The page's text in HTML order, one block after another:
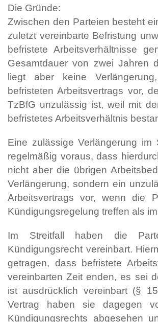
Die Gründe:
Zwischen den Parteien besteht
zuletzt vereinbarte Befristung
befristete Arbeitsverhältnisse
Gesamtdauer von zwei Jahren
liegt aber keine
befristeten Arbeitsvertrags vor,
TzBfG unzulässig ist, weil mit
befristetes Arbeitsverhältnis
Eine zulässige Verlängerung
regelmäßig voraus, dass
nicht aber die übrigen
Verlängerung, sondern ein
Arbeitsvertrags vor, wenn die
Kündigungsregelung treffen als
Im Streitfall haben die
Kündigungsrecht vereinbart.
getragen, dass befristete
vereinbarten Zeit enden, es sei
ist ausdrücklich vereinbart (§
Vertrag haben sie dagegen
Kündigungsrechts abgesehen